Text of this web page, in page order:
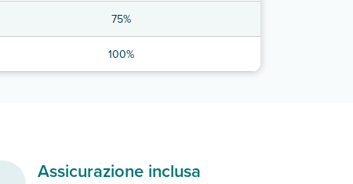
75%
100%
Assicurazione inclusa